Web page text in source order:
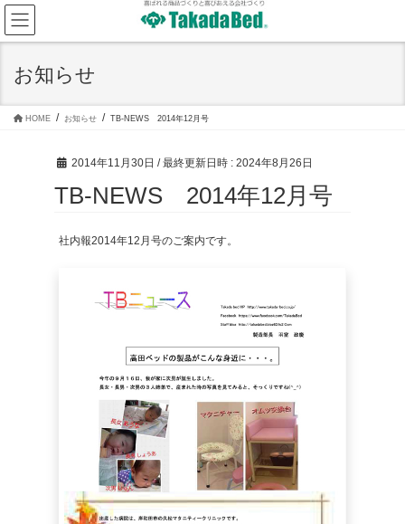
コ
テ
ン
ナ
ゲ
ー
お知らせ
HOME お知らせ TB-NEWS 2014年12月号
2014年11月30日 / 最終更新日時 : 2024年8月26日
TB-NEWS 2014年12月号
社内報2014年12月号のご案内です。